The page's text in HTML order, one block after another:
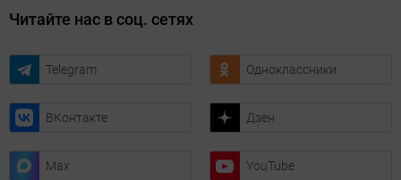
Читайте нас в соц. сетях
Telegram Одноклассники
ВКонтакте Дзен
Max YouTube